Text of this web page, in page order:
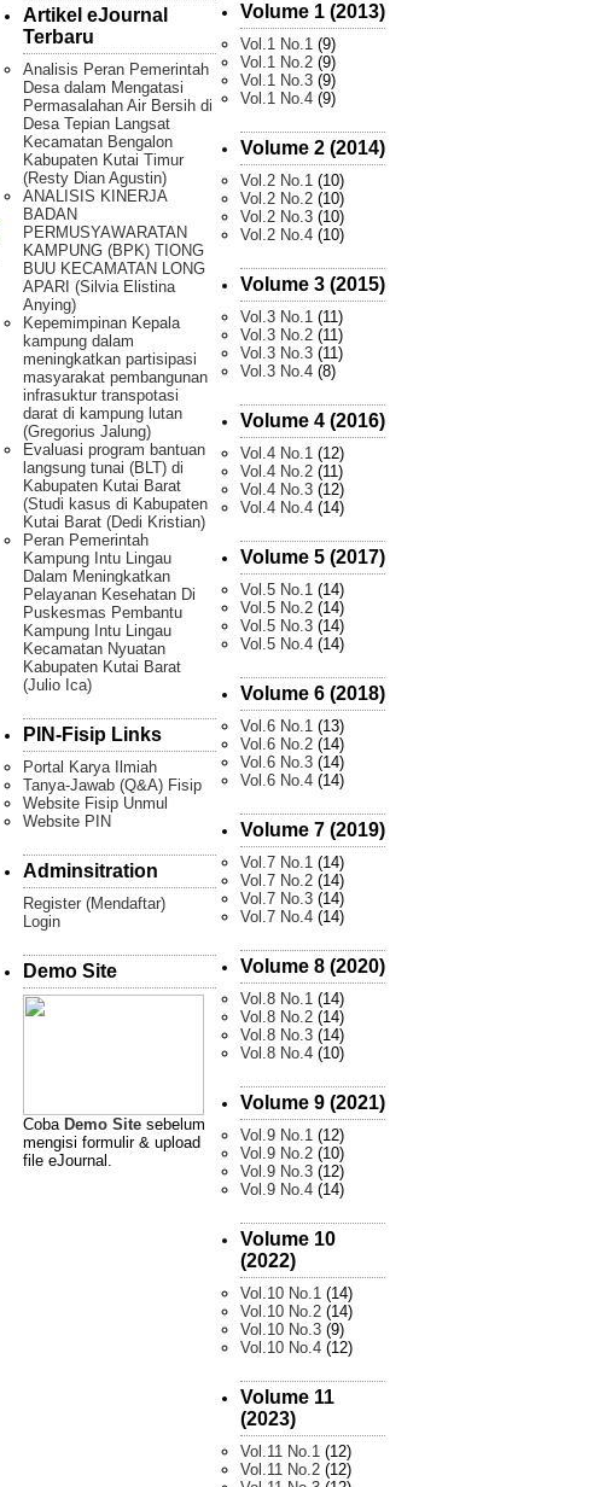
Artikel eJournal
Terbaru
Analisis Peran Pemerintah
Desa dalam Mengatasi
Permasalahan Air Bersih di
Desa Tepian Langsat
Kecamatan Bengalon
Kabupaten Kutai Timur
(Resty Dian Agustin)
ANALISIS KINERJA
BADAN
PERMUSYAWARATAN
KAMPUNG (BPK) TIONG
BUU KECAMATAN LONG
APARI (Silvia Elistina
Anying)
Kepemimpinan Kepala
kampung dalam
meningkatkan partisipasi
masyarakat pembangunan
infrasuktur transpotasi
darat di kampung lutan
(Gregorius Jalung)
Evaluasi program bantuan
langsung tunai (BLT) di
Kabupaten Kutai Barat
(Studi kasus di Kabupaten
Kutai Barat (Dedi Kristian)
Peran Pemerintah
Kampung Intu Lingau
Dalam Meningkatkan
Pelayanan Kesehatan Di
Puskesmas Pembantu
Kampung Intu Lingau
Kecamatan Nyuatan
Kabupaten Kutai Barat
(Julio Ica)
PIN-Fisip Links
Portal Karya Ilmiah
Tanya-Jawab (Q&A) Fisip
Website Fisip Unmul
Website PIN
Adminsitration
Register (Mendaftar)
Login
Demo Site
Coba Demo Site sebelum
mengisi formulir & upload
file eJournal.
Volume 1 (2013)
Vol.1 No.1 (9)
Vol.1 No.2 (9)
Vol.1 No.3 (9)
Vol.1 No.4 (9)
Volume 2 (2014)
Vol.2 No.1 (10)
Vol.2 No.2 (10)
Vol.2 No.3 (10)
Vol.2 No.4 (10)
Volume 3 (2015)
Vol.3 No.1 (11)
Vol.3 No.2 (11)
Vol.3 No.3 (11)
Vol.3 No.4 (8)
Volume 4 (2016)
Vol.4 No.1 (12)
Vol.4 No.2 (11)
Vol.4 No.3 (12)
Vol.4 No.4 (14)
Volume 5 (2017)
Vol.5 No.1 (14)
Vol.5 No.2 (14)
Vol.5 No.3 (14)
Vol.5 No.4 (14)
Volume 6 (2018)
Vol.6 No.1 (13)
Vol.6 No.2 (14)
Vol.6 No.3 (14)
Vol.6 No.4 (14)
Volume 7 (2019)
Vol.7 No.1 (14)
Vol.7 No.2 (14)
Vol.7 No.3 (14)
Vol.7 No.4 (14)
Volume 8 (2020)
Vol.8 No.1 (14)
Vol.8 No.2 (14)
Vol.8 No.3 (14)
Vol.8 No.4 (10)
Volume 9 (2021)
Vol.9 No.1 (12)
Vol.9 No.2 (10)
Vol.9 No.3 (12)
Vol.9 No.4 (14)
Volume 10
(2022)
Vol.10 No.1 (14)
Vol.10 No.2 (14)
Vol.10 No.3 (9)
Vol.10 No.4 (12)
Volume 11
(2023)
Vol.11 No.1 (12)
Vol.11 No.2 (12)